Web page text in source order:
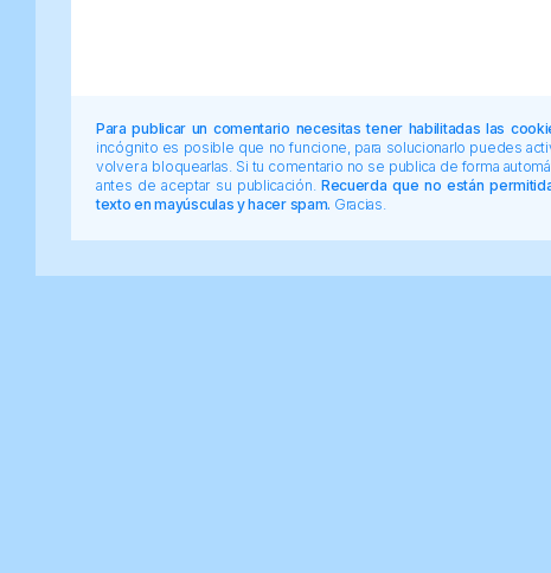
Para publicar un comentario necesitas tener habilitadas las
incógnito es posible que no funcione, para solucionarlo puedes
volver a bloquearlas. Si tu comentario no se publica de forma
antes de aceptar su publicación. Recuerda que no están
texto en mayúsculas y hacer spam. Gracias.